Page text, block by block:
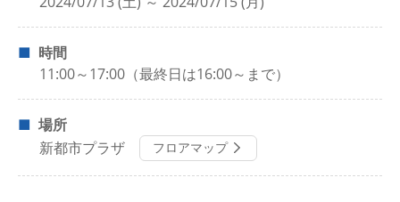
時間
11:00～17:00（最終日は16:00～まで）
場所
新都市プラザ フロアマップ